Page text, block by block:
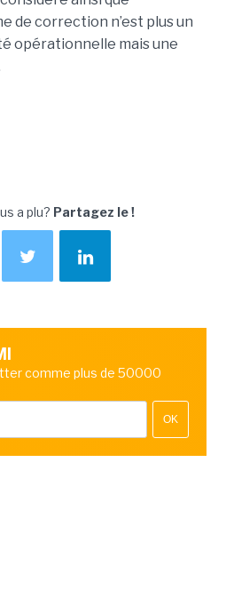
de correction n’est plus un
opérationnelle mais une
a plu? Partagez le !
comme plus de 50000
OK